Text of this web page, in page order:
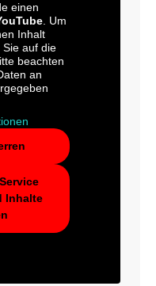
einen
. Um
Inhalt
auf die
beachten
an
Inhalte